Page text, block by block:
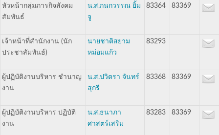
หัวหน้ากลุ่มภารกิจสังคม
สัมพันธ์
น.ส.กนกวรรณ ยิ้ม
จู
83364 83369
เจ้าหน้าที่สำนักงาน (นัก
ประชาสัมพันธ์)
นายชาติสยาม
หม่อมแก้ว
83293
ผู้ปฏิบัติงานบริหาร ชำนาญ
งาน
น.ส.ปวิตรา จันทร์
สุกรี
83368 83369
ผู้ปฏิบัติงานบริหาร ปฏิบัติ
งาน
น.ส.ธนาภา
ศาสตร์เสริม
83283 83369